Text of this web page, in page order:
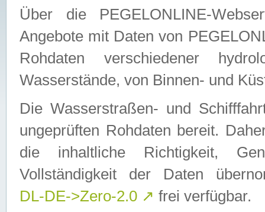
Über die PEGELONLINE-
Angebote mit Daten von
Rohdaten verschiedener
Wasserstände, von Binnen- und
Die Wasserstraßen- und
ungeprüften Rohdaten bereit.
die inhaltliche Richtigkeit,
Vollständigkeit der Daten
DL-DE->Zero-2.0 ↗ frei verfügbar.